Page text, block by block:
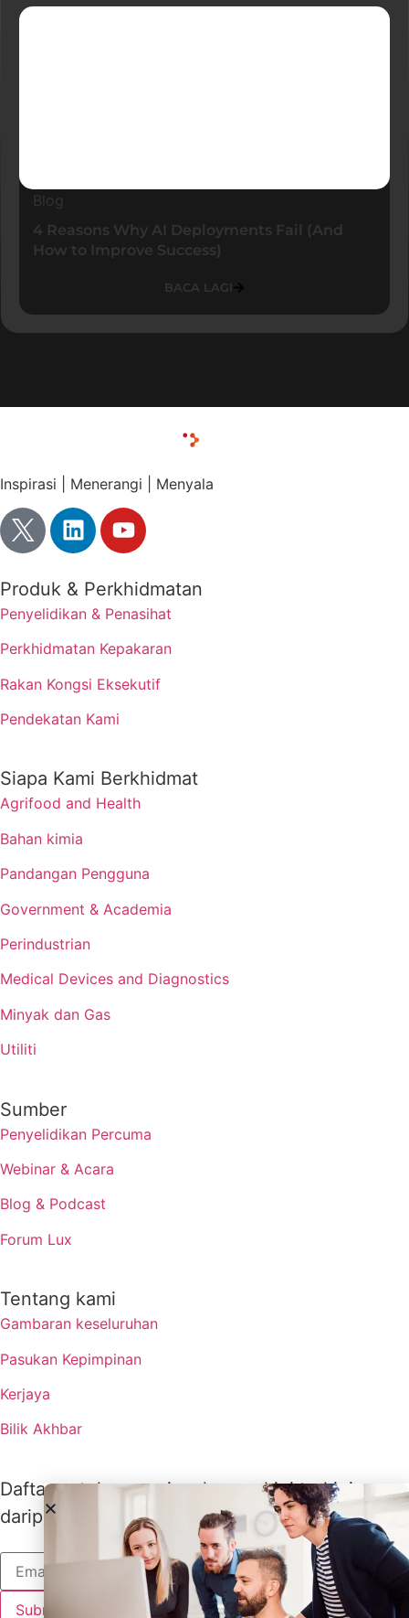
Blog
4 Reasons Why AI Deployments Fail (And
How to Improve Success)
BACA LAGI
Inspirasi | Menerangi | Menyala
Produk & Perkhidmatan
Penyelidikan & Penasihat
Perkhidmatan Kepakaran
Rakan Kongsi Eksekutif
Pendekatan Kami
Siapa Kami Berkhidmat
Agrifood and Health
Bahan kimia
Pandangan Pengguna
Government & Academia
Perindustrian
Medical Devices and Diagnostics
Minyak dan Gas
Utiliti
Sumber
Penyelidikan Percuma
Webinar & Acara
Blog & Podcast
Forum Lux
Tentang kami
Gambaran keseluruhan
Pasukan Kepimpinan
Kerjaya
Bilik Akhbar
Daftar untuk menerima kemas kini terkini
daripada Lux